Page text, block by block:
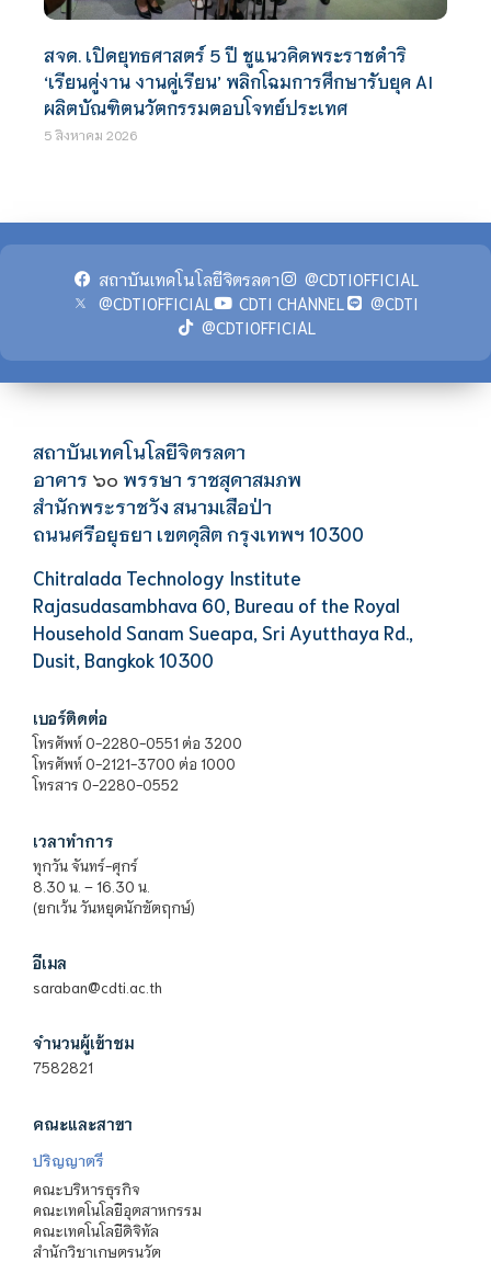
สจด. เปิดยุทธศาสตร์ 5 ปี ชูแนวคิดพระราชดำริ
‘เรียนคู่งาน งานคู่เรียน’ พลิกโฉมการศึกษารับยุค AI
ผลิตบัณฑิตนวัตกรรมตอบโจทย์ประเทศ
5 สิงหาคม 2026
สถาบันเทคโนโลยีจิตรลดา
@CDTIOFFICIAL
@CDTIOFFICIAL
CDTI CHANNEL
@CDTI
@CDTIOFFICIAL
สถาบันเทคโนโลยีจิตรลดา
อาคาร ๖๐ พรรษา ราชสุดาสมภพ
สำนักพระราชวัง สนามเสือป่า
ถนนศรีอยุธยา เขตดุสิต กรุงเทพฯ 10300
Chitralada Technology Institute
Rajasudasambhava 60, Bureau of the Royal
Household Sanam Sueapa, Sri Ayutthaya Rd.,
Dusit, Bangkok 10300
เบอร์ติดต่อ
โทรศัพท์ 0-2280-0551 ต่อ 3200
โทรศัพท์ 0-2121-3700 ต่อ 1000
โทรสาร 0-2280-0552
เวลาทำการ
ทุกวัน จันทร์-ศุกร์
8.30 น. – 16.30 น.
(ยกเว้น วันหยุดนักขัตฤกษ์)
อีเมล
saraban@cdti.ac.th
จำนวนผู้เข้าชม
7582821
คณะและสาขา
ปริญญาตรี
คณะบริหารธุรกิจ
คณะเทคโนโลยีอุตสาหกรรม
คณะเทคโนโลยีดิจิทัล
สำนักวิชาเกษตรนวัต